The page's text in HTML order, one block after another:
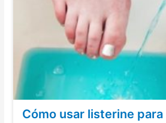
Cómo usar listerine